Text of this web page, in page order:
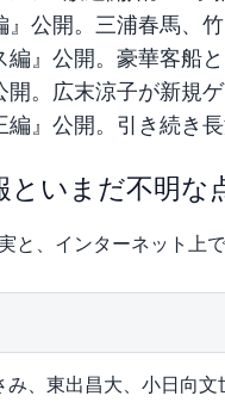
』公開。三浦春馬、
編』公開。豪華客船
開。広末涼子が新規
編』公開。引き続き
いまだ不明な
と、インターネット上
み、東出昌大、小日向